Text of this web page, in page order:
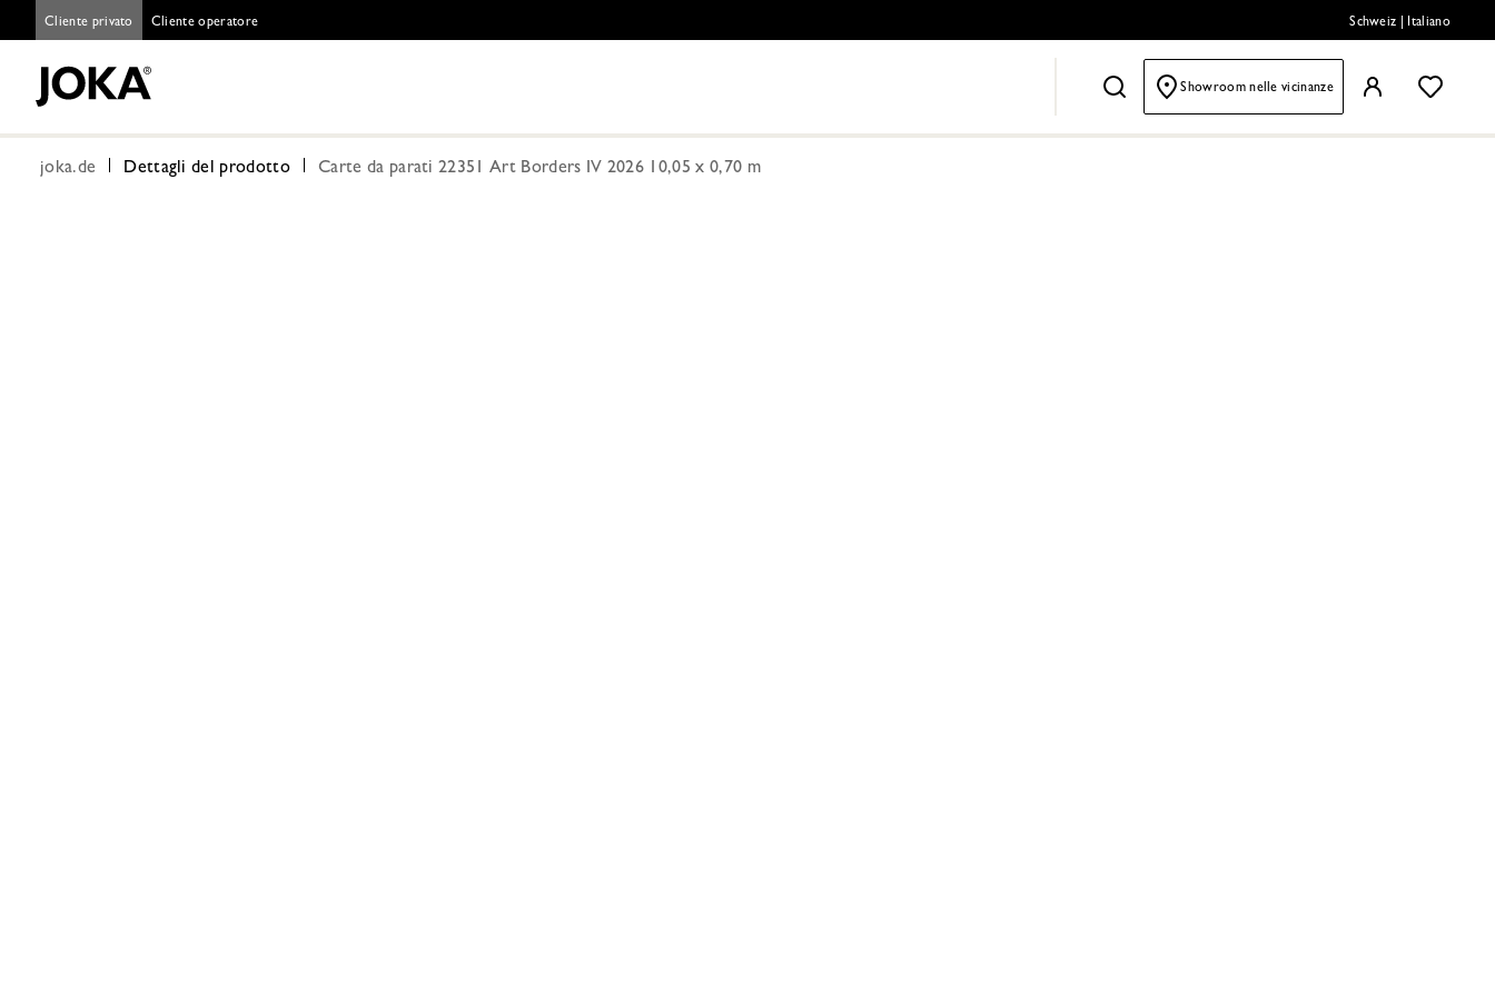
Cliente privato Cliente operatore Schweiz Italiano
Showroom nelle vicinanze
joka.de Dettagli del prodotto Carte da parati 22351 Art Borders IV 2026 10,05 x 0,70 m